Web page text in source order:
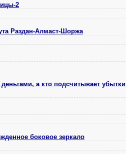
2
Раздан-Алмаст-Шоржа
а кто подсчитывает убытки
боковое зеркало